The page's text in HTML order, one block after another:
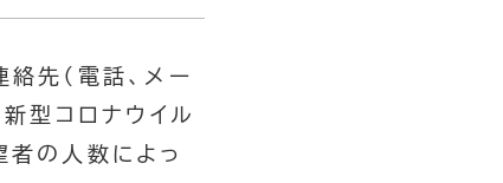
先（電話、メー
型コロナウイル
者の人数によっ